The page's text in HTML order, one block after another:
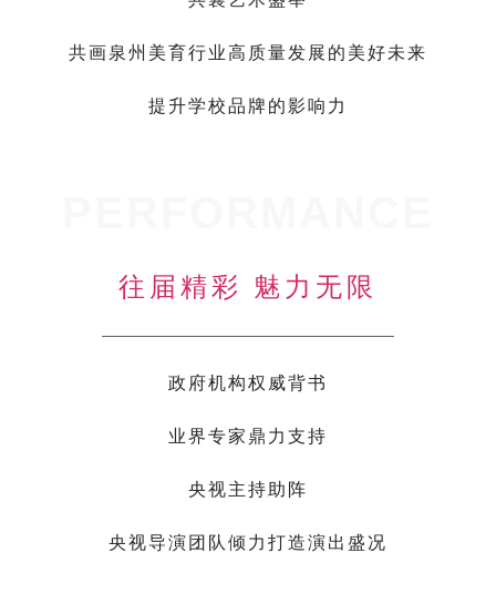
共画泉州美育行业高质量发展的美好未来
提升学校品牌的影响力
往届精彩 魅力无限
政府机构权威背书
业界专家鼎力支持
央视主持助阵
央视导演团队倾力打造演出盛况